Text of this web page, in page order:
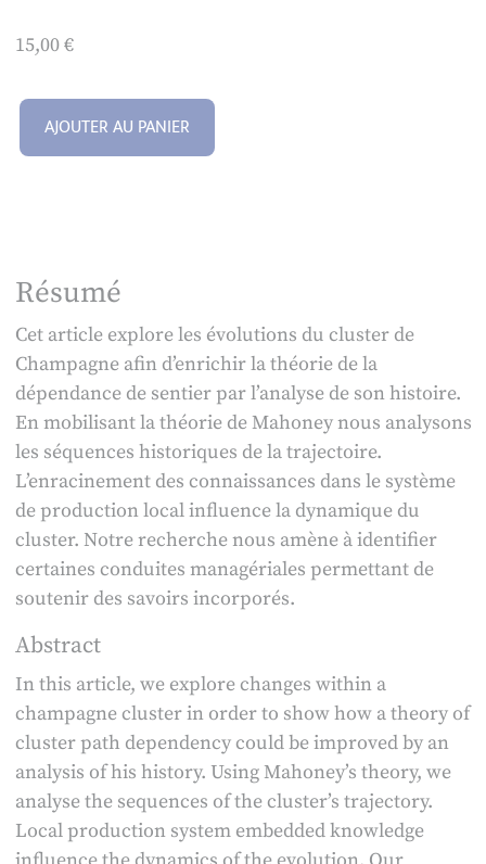
15,00€
AJOUTER AU PANIER
Résumé
Cet article explore les évolutions du cluster de
Champagne afin d’enrichir la théorie de la
dépendance de sentier par l’analyse de son histoire.
En mobilisant la théorie de Mahoney nous analysons
les séquences historiques de la trajectoire.
L’enracinement des connaissances dans le système
de production local influence la dynamique du
cluster. Notre recherche nous amène à identifier
certaines conduites managériales permettant de
soutenir des savoirs incorporés.
Abstract
In this article, we explore changes within a
champagne cluster in order to show how a theory of
cluster path dependency could be improved by an
analysis of his history. Using Mahoney’s theory, we
analyse the sequences of the cluster’s trajectory.
Local production system embedded knowledge